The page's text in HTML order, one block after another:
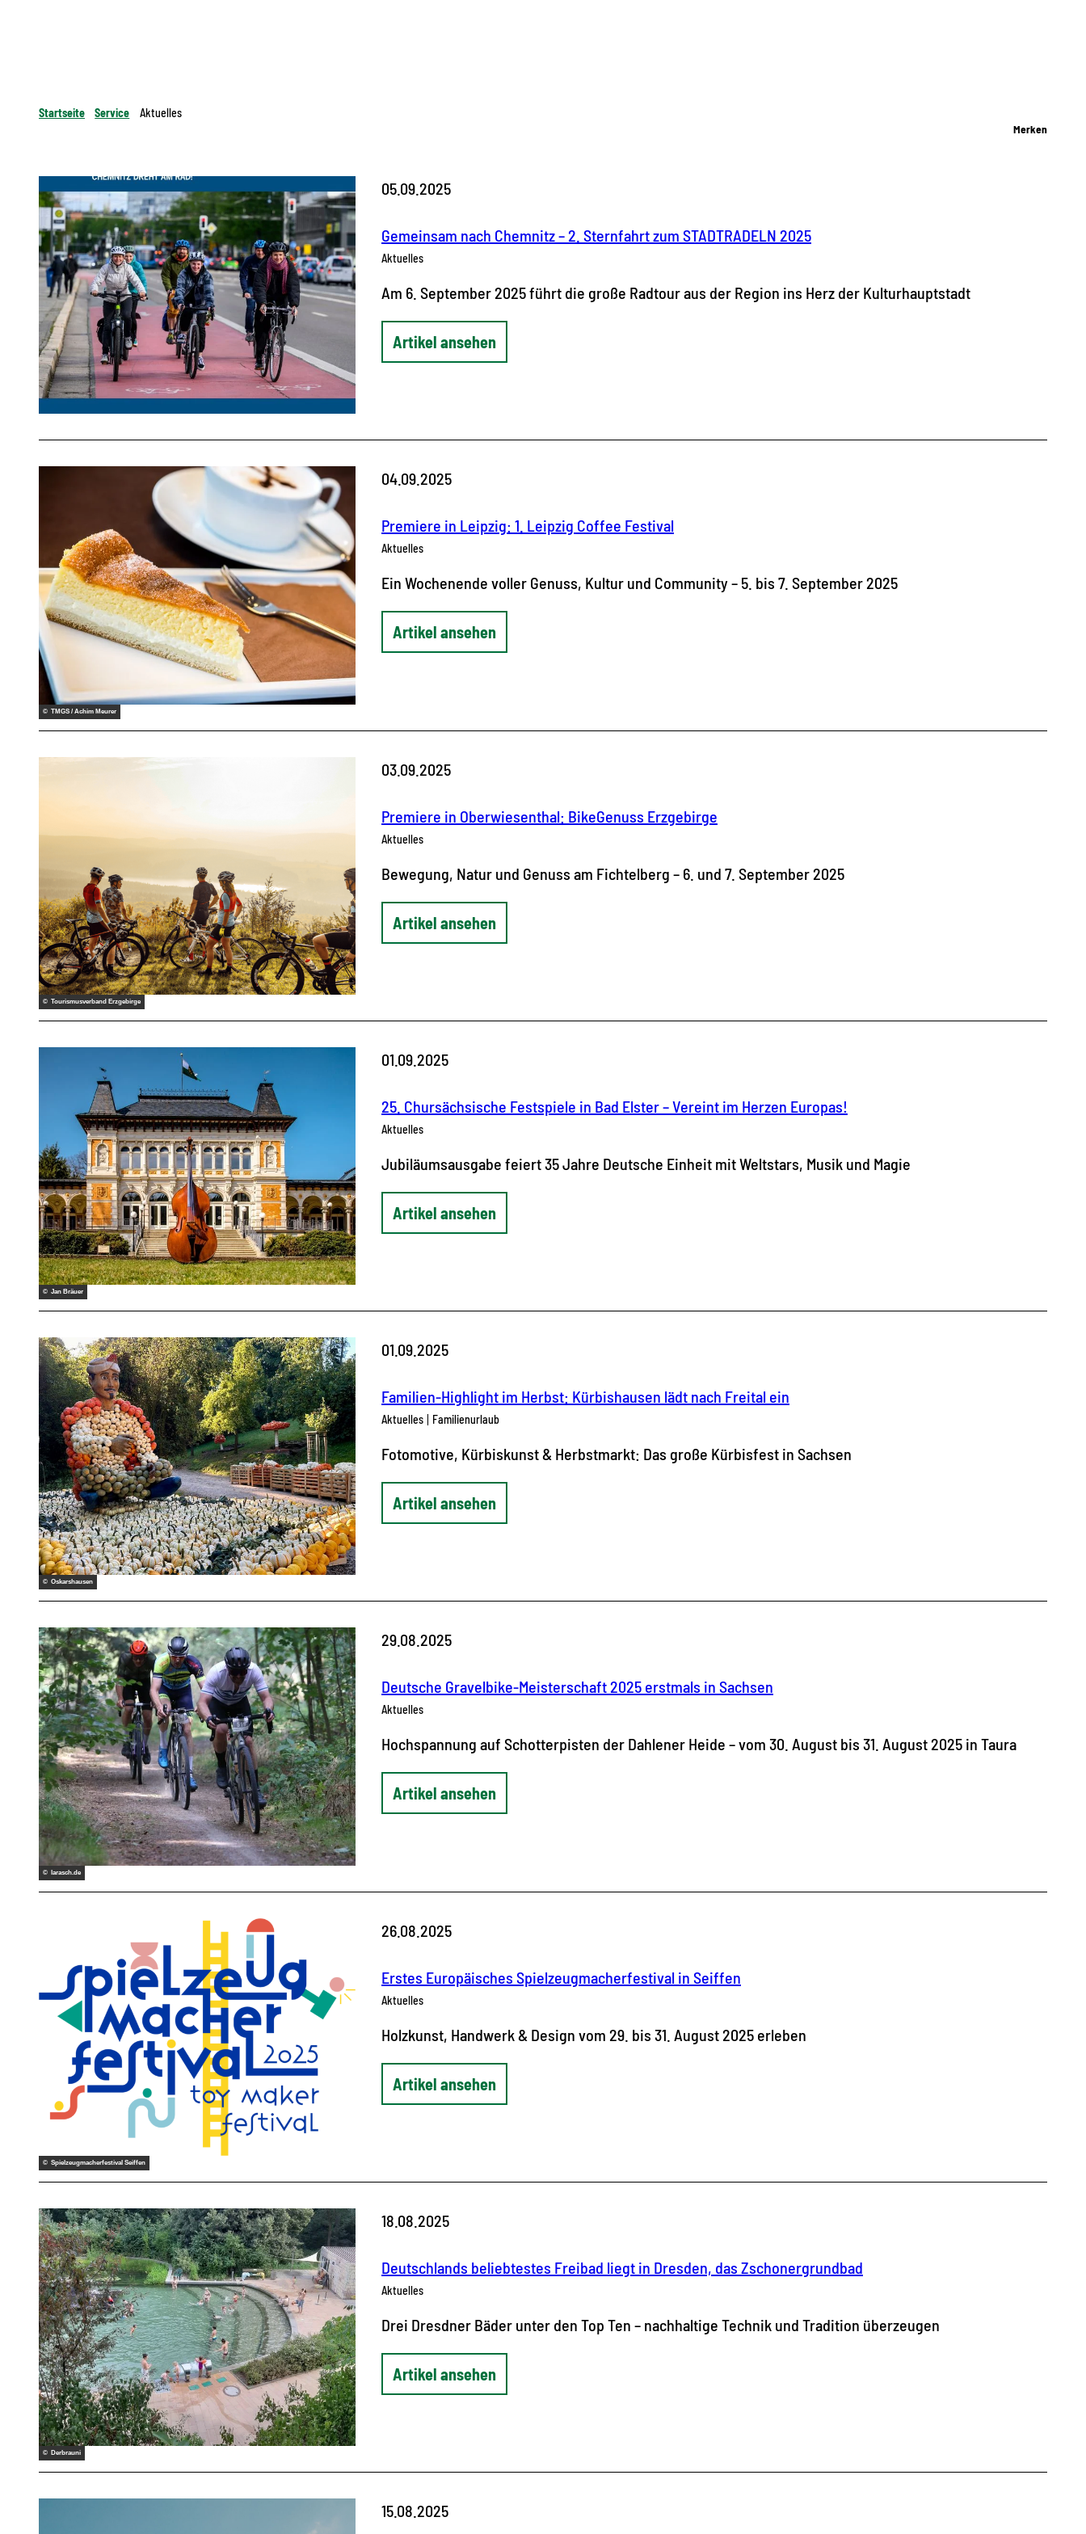
Startseite Service
Aktuelles
Merken
05.09.2025
Gemeinsam nach Chemnitz – 2. Sternfahrt zum STADTRADELN 2025
Aktuelles
Am 6. September 2025 führt die große Radtour aus der Region ins Herz der Kulturhauptstadt
Artikel ansehen
© TMGS / Achim Meurer
04.09.2025
Premiere in Leipzig: 1. Leipzig Coffee Festival
Aktuelles
Ein Wochenende voller Genuss, Kultur und Community – 5. bis 7. September 2025
Artikel ansehen
© Tourismusverband Erzgebirge
03.09.2025
Premiere in Oberwiesenthal: BikeGenuss Erzgebirge
Aktuelles
Bewegung, Natur und Genuss am Fichtelberg – 6. und 7. September 2025
Artikel ansehen
© Jan Bräuer
01.09.2025
25. Chursächsische Festspiele in Bad Elster – Vereint im Herzen Europas!
Aktuelles
Jubiläumsausgabe feiert 35 Jahre Deutsche Einheit mit Weltstars, Musik und Magie
Artikel ansehen
© Oskarshausen
01.09.2025
Familien-Highlight im Herbst: Kürbishausen lädt nach Freital ein
Aktuelles Familienurlaub
Fotomotive, Kürbiskunst & Herbstmarkt: Das große Kürbisfest in Sachsen
Artikel ansehen
© larasch.de
29.08.2025
Deutsche Gravelbike-Meisterschaft 2025 erstmals in Sachsen
Aktuelles
Hochspannung auf Schotterpisten der Dahlener Heide – vom 30. August bis 31. August 2025 in Taura
Artikel ansehen
© Spielzeugmacherfestival Seiffen
26.08.2025
Erstes Europäisches Spielzeugmacherfestival in Seiffen
Aktuelles
Holzkunst, Handwerk & Design vom 29. bis 31. August 2025 erleben
Artikel ansehen
© Derbrauni
18.08.2025
Deutschlands beliebtestes Freibad liegt in Dresden, das Zschonergrundbad
Aktuelles
Drei Dresdner Bäder unter den Top Ten – nachhaltige Technik und Tradition überzeugen
Artikel ansehen
15.08.2025